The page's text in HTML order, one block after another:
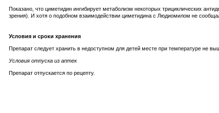
Показано, что циметидин ингибирует метаболизм некоторых трициклических
зрения). И хотя о подобном взаимодействии циметидина с Людиомилом не
Условия и сроки хранения
Препарат следует хранить в недоступном для детей месте при температуре не
Условия отпуска из аптек
Препарат отпускается по рецепту.